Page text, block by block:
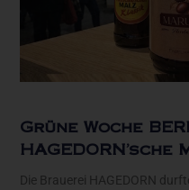
Grüne Woche
HAGEDORN’sche
Die Brauerei HAGEDORN